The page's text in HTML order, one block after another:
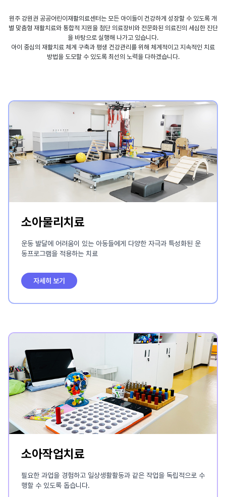
원주 강원권 공공어린이재활의료센터는 모든 아이들이 건강하게 성장할 수 있도록 개
별 맞춤형 재활치료와 통합적 지원을 첨단 의료장비와 전문화된 의료진의 세심한 진단
을 바탕으로 실행해 나가고 있습니다.
아이 중심의 재활치료 체계 구축과 평생 건강관리를 위해 체계적이고 지속적인 치료
방법을 도모할 수 있도록 최선의 노력을 다하겠습니다.
소아물리치료
운동 발달에 어려움이 있는 아동들에게 다양한 자극과 특성화된 운
동프로그램을 적용하는 치료
자세히 보기
소아작업치료
필요한 과업을 경험하고 일상생활활동과 같은 작업을 독립적으로 수
행할 수 있도록 돕습니다.